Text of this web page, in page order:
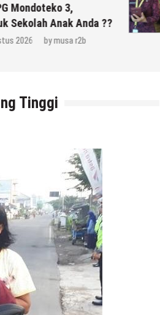
Mondoteko 3,
Sekolah Anak Anda ??
2026 bymusa r2b
Tinggi